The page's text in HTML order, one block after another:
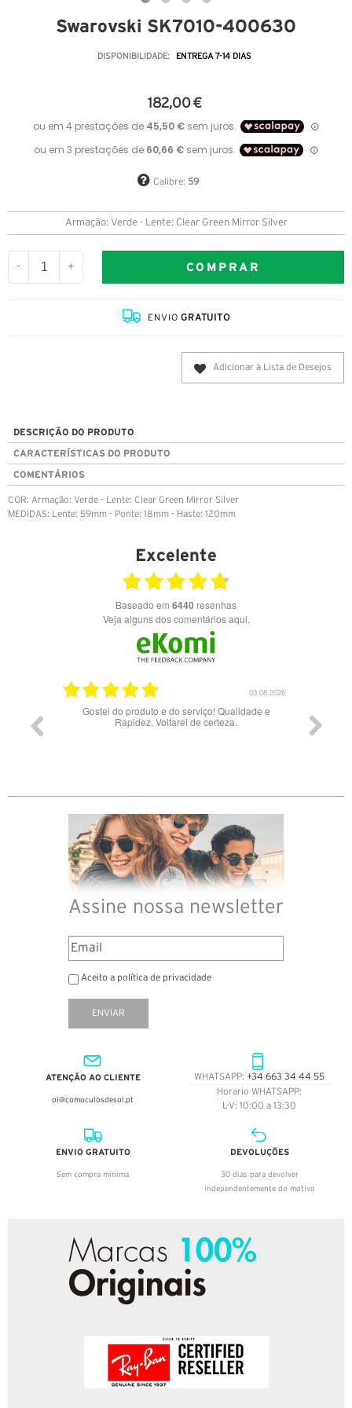
Swarovski SK7010-400630
DISPONIBILIDADE: ENTREGA 7-14 DIAS
182,00 €
Calibre: 59
Armação: Verde - Lente: Clear Green Mirror Silver
- + COMPRAR
ENVIOGRATUITO
Adicionar à Lista de Desejos
DESCRIÇÃO DO PRODUTO
CARACTERÍSTICAS DO PRODUTO
COMENTÁRIOS
COR: Armação: Verde - Lente: Clear Green Mirror Silver
MEDIDAS: Lente: 59mm - Ponte: 18mm - Haste: 120mm
Excelente
Baseado em 6440 resenhas
Veja alguns dos comentários aqui.
03.08.2026
Gostei do produto e do serviço! Qualidade e
Rapidez. Voltarei de certeza.
Assine nossa newsletter
Aceito a política de privacidade
ENVIAR
ATENÇÃO AO CLIENTE
oi@comoculosdesol.pt
WHATSAPP: +34 663 34 44 55
Horario WHATSAPP:
L-V: 10:00 a 13:30
ENVIO GRATUITO
Sem compra mínima
DEVOLUÇÕES
30 dias para devolver
independentemente do motivo